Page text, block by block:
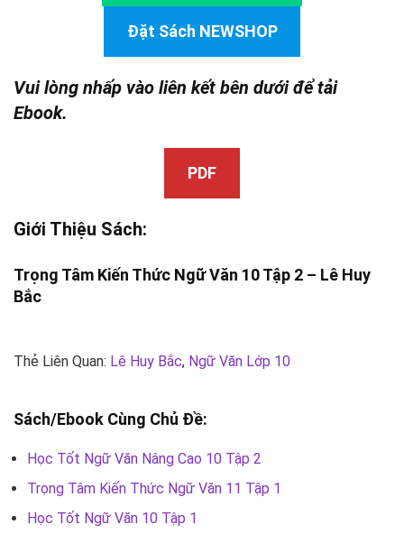
Đặt Sách NEWSHOP
Vui lòng nhấp vào liên kết bên dưới để tải
Ebook.
PDF
Giới Thiệu Sách:
Trọng Tâm Kiến Thức Ngữ Văn 10 Tập 2 – Lê Huy
Bắc
Thẻ Liên Quan: Lê Huy Bắc, Ngữ Văn Lớp 10
Sách/Ebook Cùng Chủ Đề:
Học Tốt Ngữ Văn Nâng Cao 10 Tập 2
Trọng Tâm Kiến Thức Ngữ Văn 11 Tập 1
Học Tốt Ngữ Văn 10 Tập 1